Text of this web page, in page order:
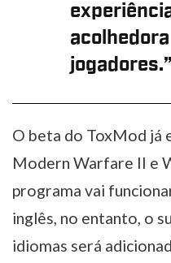
jogadores.”
O beta do ToxMod já
Modern Warfare II e
programa vai
inglês, no entanto, o
idiomas será